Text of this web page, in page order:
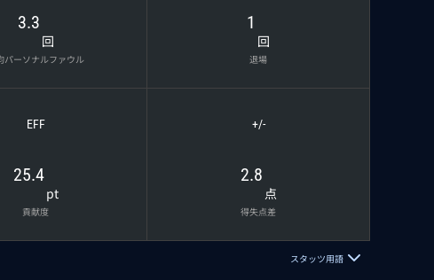
3.3
回
パーソナルファウル
1
回
退場
EFF
25.4
pt
貢献度
+/-
2.8
点
得失点差
スタッツ用語